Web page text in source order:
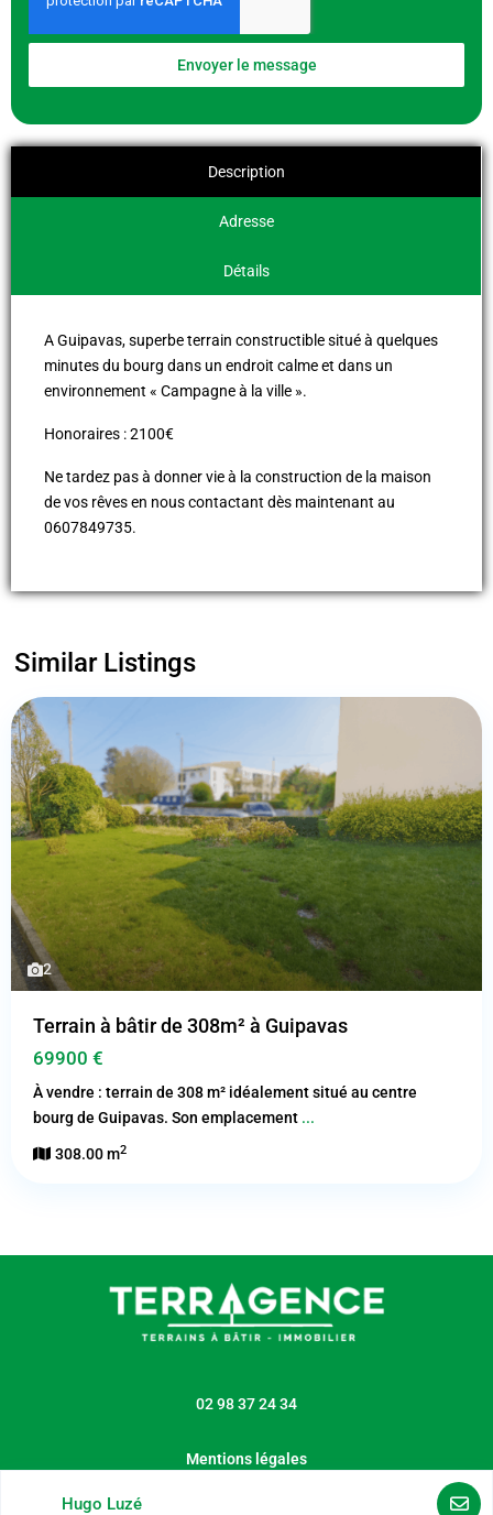
Envoyer le message
Description
Adresse
Détails
A Guipavas, superbe terrain constructible situé à quelques
minutes du bourg dans un endroit calme et dans un
environnement « Campagne à la ville ».
Honoraires : 2100€
Ne tardez pas à donner vie à la construction de la maison
de vos rêves en nous contactant dès maintenant au
0607849735.
Similar Listings
2
Terrain à bâtir de 308m² à Guipavas
69900 €
À vendre : terrain de 308 m² idéalement situé au centre
bourg de Guipavas. Son emplacement ...
308.00 m2
02 98 37 24 34
Mentions légales
Hugo Luzé